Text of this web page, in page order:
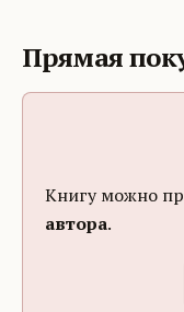
Прямая
Книгу можно
автора.